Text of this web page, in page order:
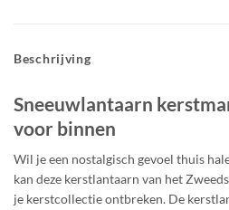
Beschrijving
Sneeuwlantaarn
voor binnen
Wil je een nostalgisch gevoel thuis
kan deze kerstlantaarn van het
je kerstcollectie ontbreken. De